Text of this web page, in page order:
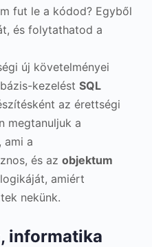
fut le a kódod? Egyből
és folytathatod a
új követelményei
kezelést SQL
az érettségi
megtanuljuk a
ami a
és az objektum
logikáját, amiért
nekünk.
informatika